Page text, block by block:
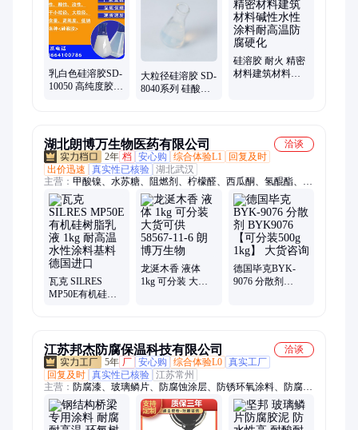
乳白色硅溶胶SD-
10050 高纯度胶体
大粒径硅溶胶 SD-
8040系列 硅酸钠
硅溶胶 耐火 精密
材料建筑材料碱
湖北朗博万生物医药有限公司
洽谈
2年 档 安心购 综合体验L1
回复及时
出价迅速
真实性已核验 湖北武汉
主营： 甲酸镍、水苏糖、阻燃剂、柠檬醛、西瓜酮、氢醌酯、卡
必醇、消泡剂、磷酸铁、肉桂醇、肉桂醛、碳酸镉、磷酸铝、银
墨水、椰油胺、封装胶、化合物、桦木油、稀释剂、羟乙基、乙
硫氮、润肤剂、球虫酯、矮壮素、异龙脑
瓦克 SILRES
MP50E有机硅树
龙涎木香 液体
1kg 可分装 大货
德国毕克BYK-
9076 分散剂
江苏邦杰防腐保温科技有限公司
洽谈
5年 厂 安心购 综合体验L0 真实工厂
回复及时 真实性已核验 江苏常州
主营： 防腐漆、玻璃鳞片、防腐蚀涂层、防锈环氧涂料、防腐胶
泥涂料、抗渗透防锈涂料、钢结构防腐涂料、玻璃环氧鳞片、内
衬防腐胶泥